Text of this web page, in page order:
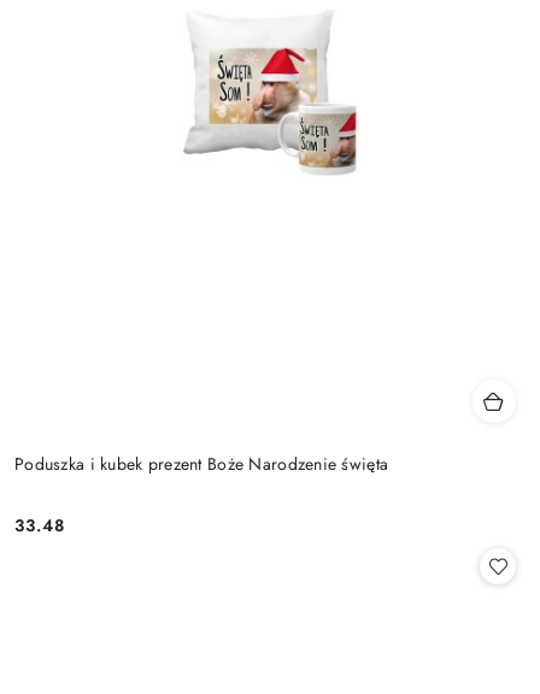
Poduszka i kubek prezent Boże Narodzenie święta
Cena:
33.48